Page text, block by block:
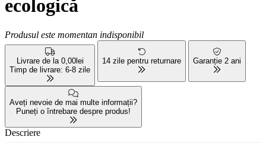
ecologică
Produsul este momentan indisponibil
Livrare de la 0,00lei
Timp de livrare: 6-8 zile
14 zile pentru returnare Garanție 2 ani
Aveți nevoie de mai multe informații?
Puneți o întrebare despre produs!
Descriere